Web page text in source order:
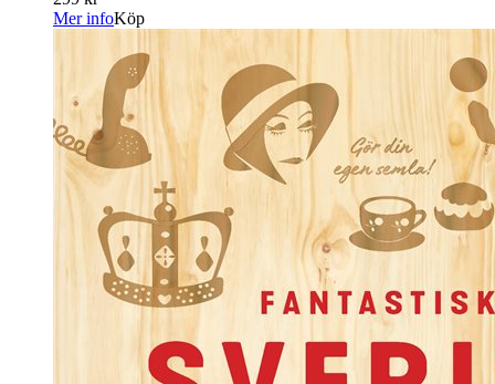
Mer infoKöp